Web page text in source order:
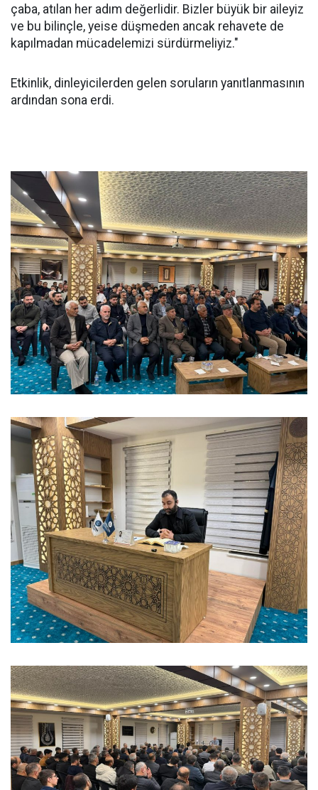
çaba, atılan her adım değerlidir. Bizler büyük bir aileyiz
ve bu bilinçle, yeise düşmeden ancak rehavete de
kapılmadan mücadelemizi sürdürmeliyiz."
Etkinlik, dinleyicilerden gelen soruların yanıtlanmasının
ardından sona erdi.